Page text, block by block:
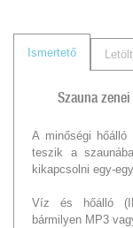
Ismertető
Szauna
A minőségi hőálló
teszik a
kikapcsolni egy-
Víz és hőálló
bármilyen MP3